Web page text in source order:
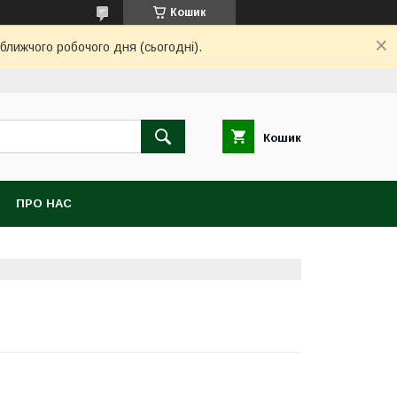
Кошик
робочого дня (сьогодні).
Кошик
ПРО НАС